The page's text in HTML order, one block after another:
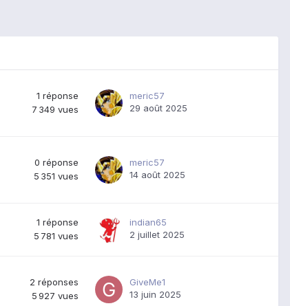
1 réponse
7 349 vues
meric57
29 août 2025
0 réponse
5 351 vues
meric57
14 août 2025
1 réponse
5 781 vues
indian65
2 juillet 2025
2 réponses
5 927 vues
GiveMe1
13 juin 2025